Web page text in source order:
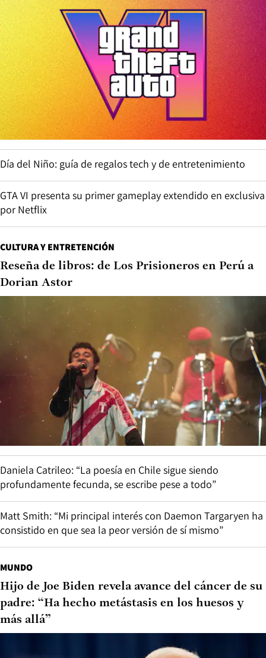
Día del Niño: guía de regalos tech y de entretenimiento
GTA VI presenta su primer gameplay extendido en exclusiva
por Netflix
CULTURA Y ENTRETENCIÓN
Reseña de libros: de Los Prisioneros en Perú a
Dorian Astor
Daniela Catrileo: “La poesía en Chile sigue siendo
profundamente fecunda, se escribe pese a todo”
Matt Smith: “Mi principal interés con Daemon Targaryen ha
consistido en que sea la peor versión de sí mismo”
MUNDO
Hijo de Joe Biden revela avance del cáncer de su
padre: “Ha hecho metástasis en los huesos y
más allá”